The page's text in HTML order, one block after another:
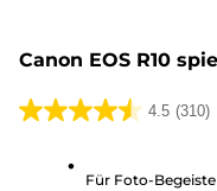
Canon EOS R10
4.5 (310)
4.5
Für Foto-